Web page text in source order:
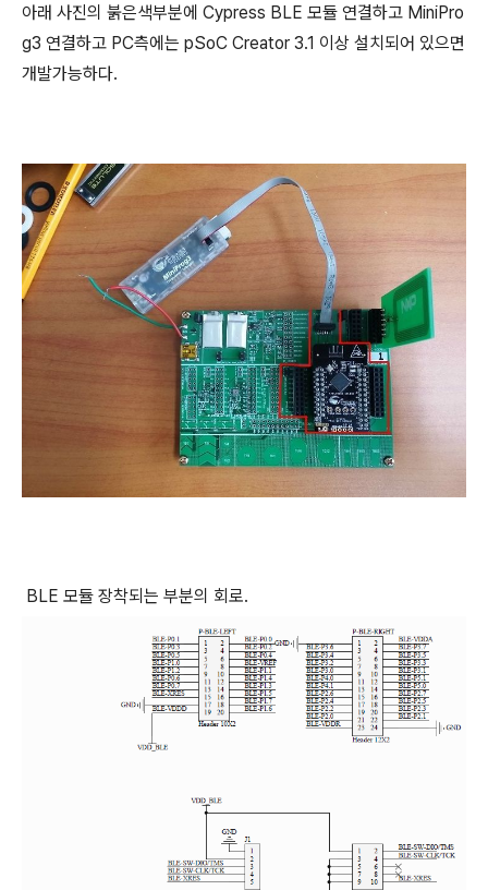
아래 사진의 붉은색부분에 Cypress BLE 모듈 연결하고 MiniPro
g3 연결하고 PC측에는 pSoC Creator 3.1 이상 설치되어 있으면
개발가능하다.
BLE 모듈 장착되는 부분의 회로.